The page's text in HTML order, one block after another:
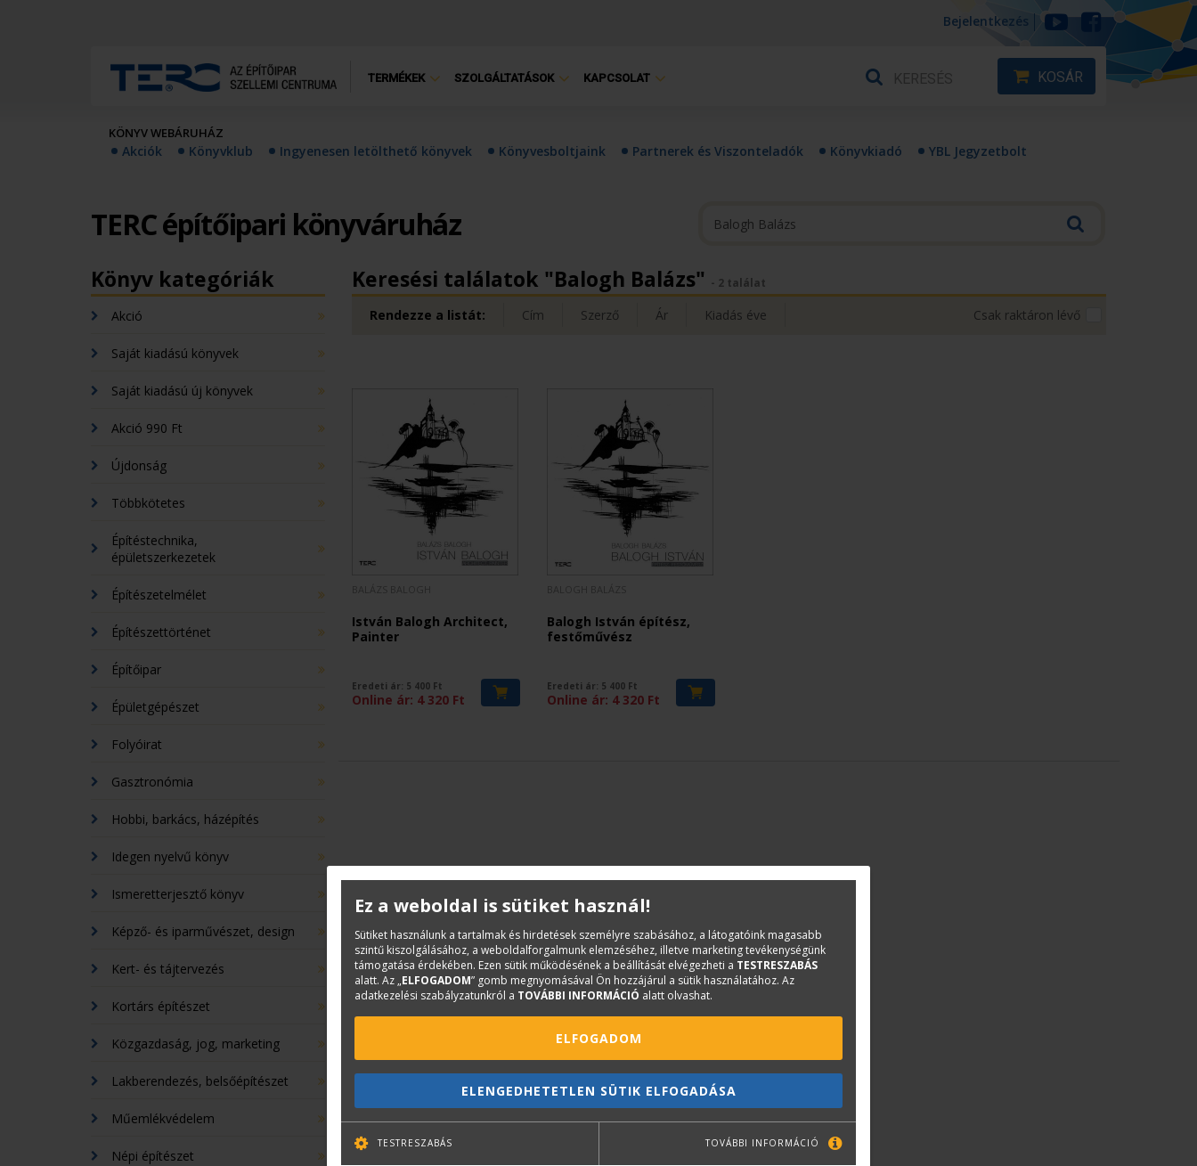
Bejelentkezés
TERMÉKEK SZOLGÁLTATÁSOK KAPCSOLAT KOSÁR
KÖNYV WEBÁRUHÁZ
Akciók Könyvklub Ingyenesen letölthető könyvek Könyvesboltjaink Partnerek és Viszonteladók Könyvkiadó YBL Jegyzetbolt
TERC építőipari könyváruház
Könyv kategóriák
Akció
Saját kiadású könyvek
Saját kiadású új könyvek
Akció 990 Ft
Újdonság
Többkötetes
Építéstechnika,
épületszerkezetek
Építészetelmélet
Építészettörténet
Építőipar
Épületgépészet
Folyóirat
Gasztronómia
Hobbi, barkács, házépítés
Idegen nyelvű könyv
Ismeretterjesztő könyv
Képző- és iparművészet, design
Kert- és tájtervezés
Kortárs építészet
Közgazdaság, jog, marketing
Lakberendezés, belsőépítészet
Műemlékvédelem
Népi építészet
Keresési találatok "Balogh Balázs" - 2 találat
Rendezze a listát: Cím Szerző Ár Kiadás éve Csak raktáron lévő
István Balogh Architect,
Painter
Eredeti ár: 5 400Ft
Online ár: 4 320Ft
Balogh István építész,
festőművész
Eredeti ár: 5 400Ft
Online ár: 4 320Ft
Ez a weboldal is sütiket használ!
Sütiket használunk a tartalmak és hirdetések személyre szabásához, a látogatóink magasabb
szintű kiszolgálásához, a weboldalforgalmunk elemzéséhez, illetve marketing tevékenységünk
támogatása érdekében. Ezen sütik működésének a beállítását elvégezheti a TESTRESZABÁS
alatt. Az „ELFOGADOM” gomb megnyomásával Ön hozzájárul a sütik használatához. Az
adatkezelési szabályzatunkról a TOVÁBBI INFORMÁCIÓ alatt olvashat.
ELFOGADOM
ELENGEDHETETLEN SÜTIK ELFOGADÁSA
TESTRESZABÁS TOVÁBBI INFORMÁCIÓ